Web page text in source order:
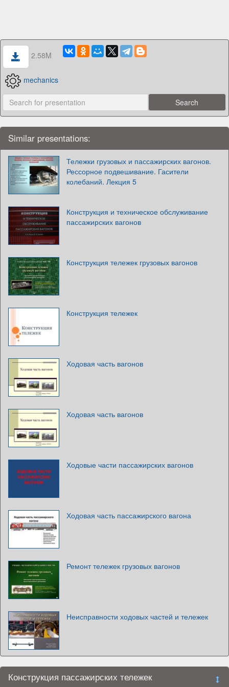
2.58M
mechanics
Similar presentations:
Тележки грузовых и пассажирских вагонов.
Рессорное подвешивание. Гасители
колебаний. Лекция 5
Конструкция и техническое обслуживание
пассажирских вагонов
Конструкция тележек грузовых вагонов
Конструкция тележек
Ходовая часть вагонов
Ходовая часть вагонов
Ходовые части пассажирских вагонов
Ходовая часть пассажирского вагона
Ремонт тележек грузовых вагонов
Неисправности ходовых частей и тележек
Конструкция пассажирских тележек